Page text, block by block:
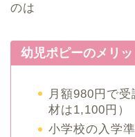
のは
幼児ポピーのメリッ
月額980円で
材は1,100円）
小学校の入学